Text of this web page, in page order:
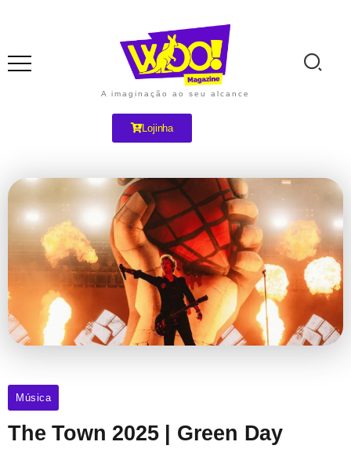
A imaginação ao seu alcance
Lojinha
Música
The Town 2025 | Green Day